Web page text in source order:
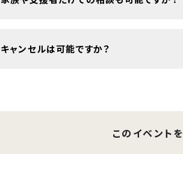
キャンセルは可能ですか？
このイベントを